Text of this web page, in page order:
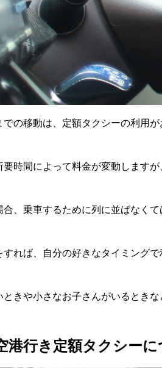
の移動は、定額タクシーの利用が
時間によって料金が変動します
、乗車するために列に並ばなく
れば、自分の好きなタイミング
きや小さなお子さんがいるとき
港行き定額タクシー